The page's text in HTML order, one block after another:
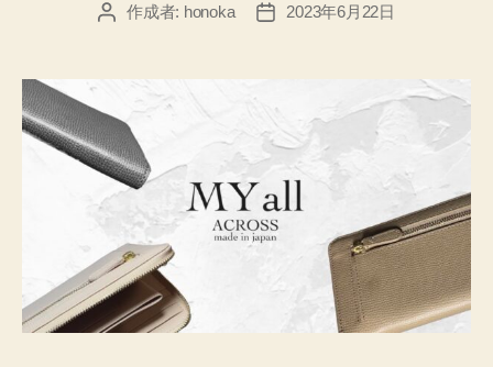
投 作成者: honoka
投
2023年6月22日